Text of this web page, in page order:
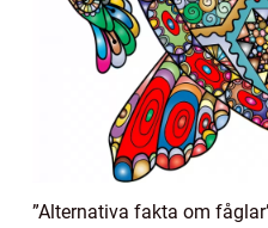
”Alternativa fakta om